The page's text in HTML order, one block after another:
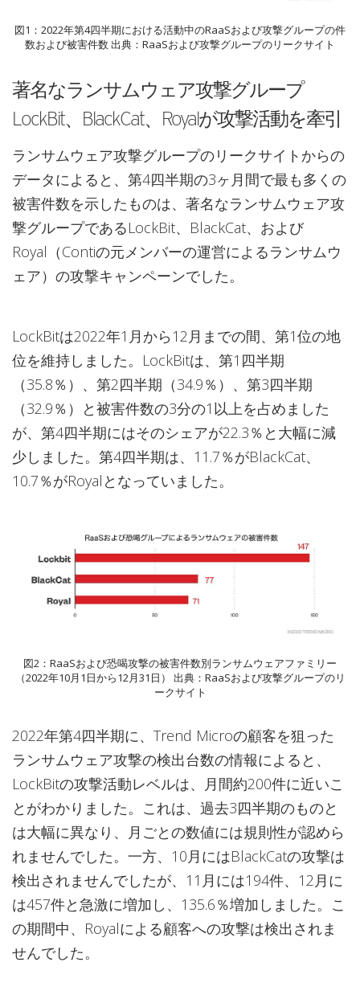
図1：2022年第4四半期における活動中のRaaSおよび攻撃グループの件
数および被害件数 出典：RaaSおよび攻撃グループのリークサイト
著名なランサムウェア攻撃グループ
LockBit、BlackCat、Royalが攻撃活動を牽引
ランサムウェア攻撃グループのリークサイトからの
データによると、第4四半期の3ヶ月間で最も多くの
被害件数を示したものは、著名なランサムウェア攻
撃グループであるLockBit、BlackCat、および
Royal（Contiの元メンバーの運営によるランサムウ
ェア）の攻撃キャンペーンでした。
LockBitは2022年1月から12月までの間、第1位の地
位を維持しました。LockBitは、第1四半期
（35.8％）、第2四半期（34.9％）、第3四半期
（32.9％）と被害件数の3分の1以上を占めました
が、第4四半期にはそのシェアが22.3％と大幅に減
少しました。第4四半期は、11.7％がBlackCat、
10.7％がRoyalとなっていました。
図2：RaaSおよび恐喝攻撃の被害件数別ランサムウェアファミリー
（2022年10月1日から12月31日） 出典：RaaSおよび攻撃グループのリ
ークサイト
2022年第4四半期に、Trend Microの顧客を狙った
ランサムウェア攻撃の検出台数の情報によると、
LockBitの攻撃活動レベルは、月間約200件に近いこ
とがわかりました。これは、過去3四半期のものと
は大幅に異なり、月ごとの数値には規則性が認めら
れませんでした。一方、10月にはBlackCatの攻撃は
検出されませんでしたが、11月には194件、12月に
は457件と急激に増加し、135.6％増加しました。こ
の期間中、Royalによる顧客への攻撃は検出されま
せんでした。